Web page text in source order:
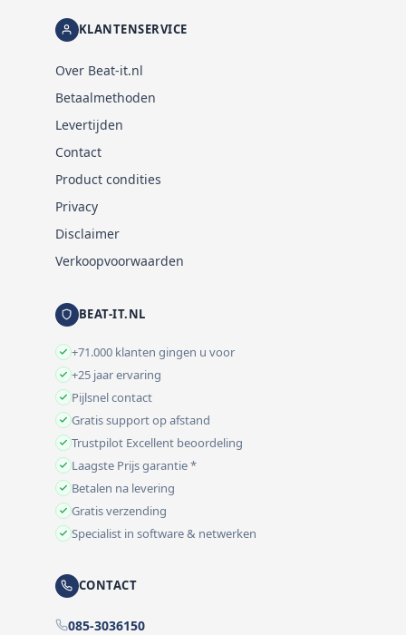
KLANTENSERVICE
Over Beat-it.nl
Betaalmethoden
Levertijden
Contact
Product condities
Privacy
Disclaimer
Verkoopvoorwaarden
BEAT-IT.NL
+71.000 klanten gingen u voor
+25 jaar ervaring
Pijlsnel contact
Gratis support op afstand
Trustpilot Excellent beoordeling
Laagste Prijs garantie *
Betalen na levering
Gratis verzending
Specialist in software & netwerken
CONTACT
085-3036150